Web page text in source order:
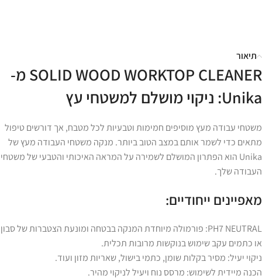
תיאור
SOLID WOOD WORKTOP CLEANER מ-
Unika: ניקוי מושלם למשטחי עץ
משטחי עבודה מעץ מוסיפים חמימות וטבעיות לכל מטבח, אך דורשים טיפול
מתאים כדי לשמר אותם במצב הטוב ביותר. מנקה משטחי העבודה מעץ של
Unika הוא הפתרון המושלם לשמירה על המראה האיכותי והטבעי של משטחי
העבודה שלך.
מאפיינים ייחודיים:
PH7 NEUTRAL: פורמולה מיוחדת המנקה בבטחה ומונעת הצטברות של סבון
או כתמים עקב שימוש בנוקשות מרובות תכלית.
ניקוי יעיל: מסיר בקלות שומן, כתמי בישול, שאריות מזון ועוד.
הכנה מיידית לשימוש: מרסס נוח ויעיל לניקוי מהיר.